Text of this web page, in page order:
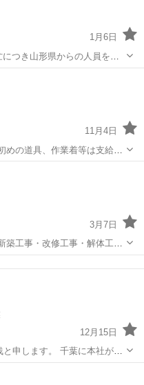
1月6日
11月4日
の道具、作業着等は支給し
まに土曜日、祝日休みになり
3月7日
築工事・改修工事・解体工事
の方 ・ならし ・材料・道具運び ...
12月15日
申します。 千葉に本社があ
ます。 鳶メンインでその他
装もやっています。 宮城